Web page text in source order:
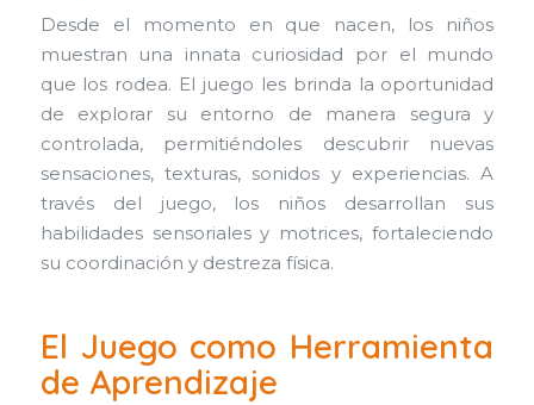
Desde el momento en que nacen, los niños
muestran una innata curiosidad por el mundo
que los rodea. El juego les brinda la oportunidad
de explorar su entorno de manera segura y
controlada, permitiéndoles descubrir nuevas
sensaciones, texturas, sonidos y experiencias. A
través del juego, los niños desarrollan sus
habilidades sensoriales y motrices, fortaleciendo
su coordinación y destreza física.
El Juego como Herramienta
de Aprendizaje